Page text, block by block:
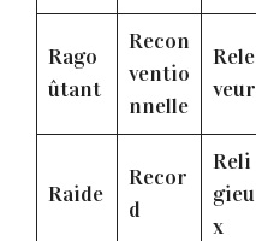
Rago
ûtant
Recon
ventio
nnelle
Rele
veur
Raide
Recor
d
Reli
gieu
x